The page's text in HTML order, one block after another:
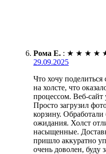
Рома Е. : ★ ★ ★ ★
29.09.2025
Что хочу
на холсте, что
процессом. Веб-
Просто загрузил
корзину. Обработали
ожидания. Холст
насыщенные.
пришло аккуратно
очень доволен, буду